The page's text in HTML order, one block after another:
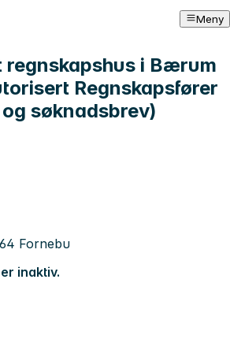
Meny
regnskapshus i Bærum
Regnskapsfører
søknadsbrev)
Fornebu
inaktiv.